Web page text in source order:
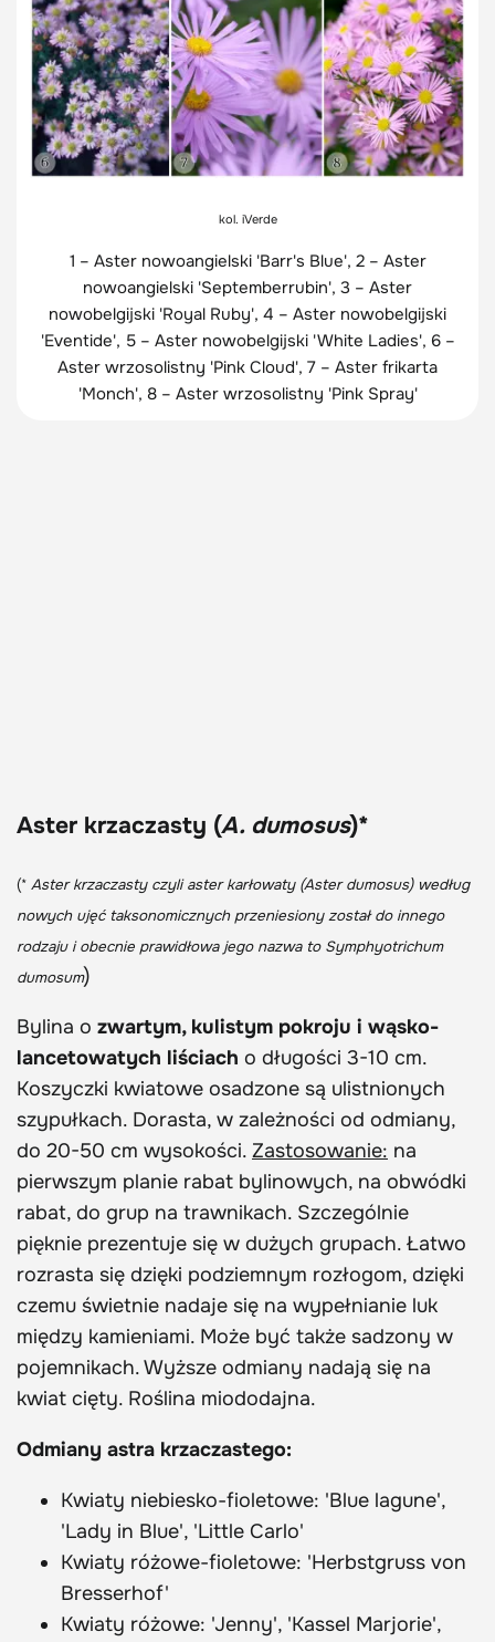
kol. iVerde
1 – Aster nowoangielski 'Barr's Blue', 2 – Aster
nowoangielski 'Septemberrubin', 3 – Aster
nowobelgijski 'Royal Ruby', 4 – Aster nowobelgijski
'Eventide', 5 – Aster nowobelgijski 'White Ladies', 6 –
Aster wrzosolistny 'Pink Cloud', 7 – Aster frikarta
'Monch', 8 – Aster wrzosolistny 'Pink Spray'
Aster krzaczasty (A. dumosus)*
(* Aster krzaczasty czyli aster karłowaty (Aster dumosus) według
nowych ujęć taksonomicznych przeniesiony został do innego
rodzaju i obecnie prawidłowa jego nazwa to Symphyotrichum
dumosum)
Bylina o zwartym, kulistym pokroju i wąsko-
lancetowatych liściach o długości 3-10 cm.
Koszyczki kwiatowe osadzone są ulistnionych
szypułkach. Dorasta, w zależności od odmiany,
do 20-50 cm wysokości. Zastosowanie: na
pierwszym planie rabat bylinowych, na obwódki
rabat, do grup na trawnikach. Szczególnie
pięknie prezentuje się w dużych grupach. Łatwo
rozrasta się dzięki podziemnym rozłogom, dzięki
czemu świetnie nadaje się na wypełnianie luk
między kamieniami. Może być także sadzony w
pojemnikach. Wyższe odmiany nadają się na
kwiat cięty. Roślina miododajna.
Odmiany astra krzaczastego:
Kwiaty niebiesko-fioletowe: 'Blue lagune',
'Lady in Blue', 'Little Carlo'
Kwiaty różowe-fioletowe: 'Herbstgruss von
Bresserhof'
Kwiaty różowe: 'Jenny', 'Kassel Marjorie',